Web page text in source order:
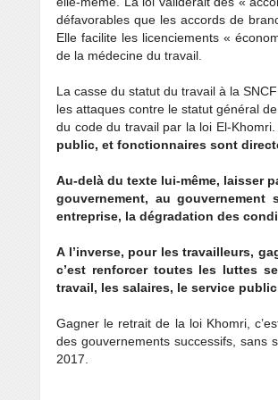
défavorables que les accords de
Elle facilite les licenciements «
de la médecine du travail.
La casse du statut du travail à la
les attaques contre le statut général
du code du travail par la loi El-Khomri.
public, et fonctionnaires sont
Au-delà du texte lui-même, laisser
gouvernement, au
entreprise, la dégradation des
A l’inverse, pour les travailleurs,
c’est renforcer toutes les luttes
travail, les salaires, le service
Gagner le retrait de la loi Khomri,
des gouvernements successifs, sans
2017.